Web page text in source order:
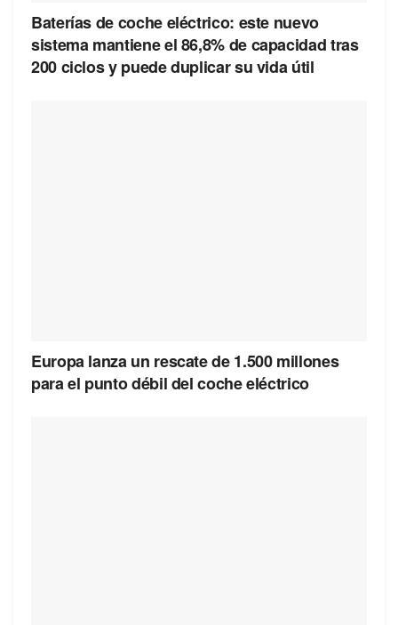
Baterías de coche eléctrico: este nuevo
sistema mantiene el 86,8% de capacidad tras
200 ciclos y puede duplicar su vida útil
Europa lanza un rescate de 1.500 millones
para el punto débil del coche eléctrico